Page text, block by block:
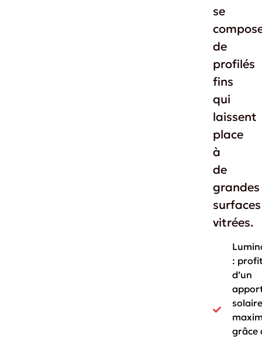
se
de
profilés
fins
qui
laissent
place
à
de
grandes
surfaces
vitrées.
:
d’un
solaire
grâce